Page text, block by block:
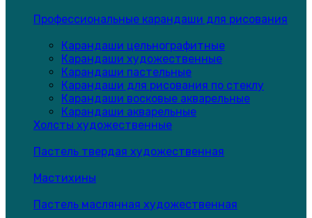
Профессиональные карандаши для рисования
Карандаши цельнографитные
Карандаши художественные
Карандаши пастельные
Карандаши для рисования по стеклу
Карандаши восковые акварельные
Карандаши акварельные
Холсты художественные
Пастель твердая художественная
Мастихины
Пастель маслянная художественная